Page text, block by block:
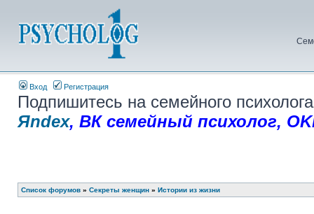
Вход Регистрация
Подпишитесь на семейного
Яndex, ВК семейный психолог,
Список форумов » Секреты женщин » Истории из жизни